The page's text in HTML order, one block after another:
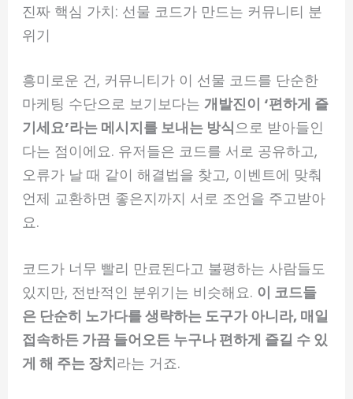
진짜 핵심 가치: 선물 코드가 만드는 커뮤니티 분
위기
흥미로운 건, 커뮤니티가 이 선물 코드를 단순한
마케팅 수단으로 보기보다는개발진이 ‘편하게 즐
기세요’라는 메시지를 보내는 방식으로 받아들인
다는 점이에요. 유저들은 코드를 서로 공유하고,
오류가 날 때 같이 해결법을 찾고, 이벤트에 맞춰
언제 교환하면 좋은지까지 서로 조언을 주고받아
요.
코드가 너무 빨리 만료된다고 불평하는 사람들도
있지만, 전반적인 분위기는 비슷해요. 이 코드들
은 단순히 노가다를 생략하는 도구가 아니라, 매일
접속하든 가끔 들어오든 누구나 편하게 즐길 수 있
게 해 주는 장치라는 거죠.